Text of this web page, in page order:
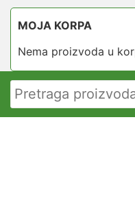
MOJA KORPA
Nema proizvoda u
Pretraga za: